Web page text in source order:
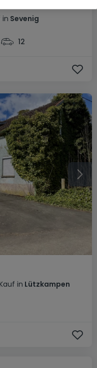
in Sevenig
12
in Lützkampen